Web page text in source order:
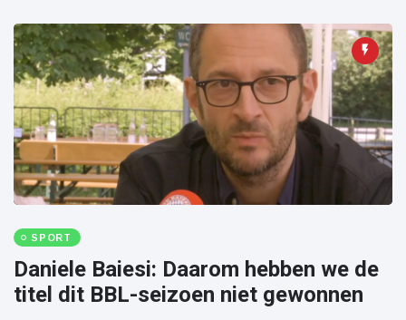
spectaculaire
stunts
op
Een van de
grootste
radiotelescopen
ter wereld stort
in
9 May
16036 Bekeken
op
SPORT
Daniele Baiesi: Daarom hebben we de
titel dit BBL-seizoen niet gewonnen